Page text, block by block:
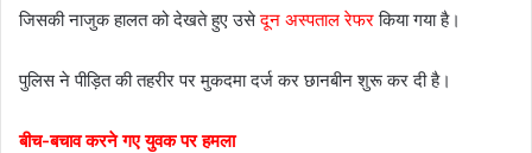
जिसकी नाजुक हालत को देखते हुए उसेदून अस्पताल रेफरकिया गया है।
पुलिस ने पीड़ित की तहरीर पर मुकदमा दर्ज कर छानबीन शुरू कर दी है।
बीच-बचाव करने गए युवक पर हमला